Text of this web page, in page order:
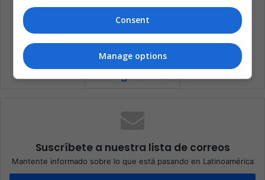
Bienestar Café Medio ambiente
Salud
Suscríbete a nuestra lista de correos
Mantente informado sobre lo que está pasando en Latinoamérica
Consent
Manage options